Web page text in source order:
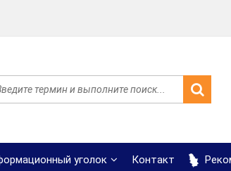
уголок Контакт